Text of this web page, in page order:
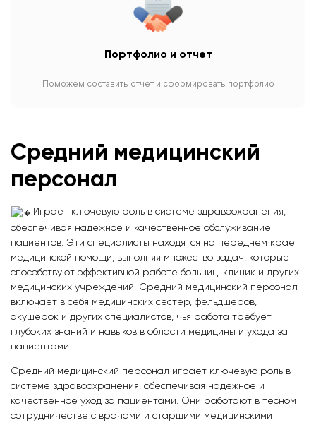
Портфолио и отчет
Поможем составить отчет и сформировать портфолио
Средний медицинский
персонал
Играет ключевую роль в системе здравоохранения,
обеспечивая надежное и качественное обслуживание
пациентов. Эти специалисты находятся на переднем крае
медицинской помощи, выполняя множество задач, которые
способствуют эффективной работе больниц, клиник и других
медицинских учреждений. Средний медицинский персонал
включает в себя медицинских сестер, фельдшеров,
акушерок и других специалистов, чья работа требует
глубоких знаний и навыков в области медицины и ухода за
пациентами.
Средний медицинский персонал играет ключевую роль в
системе здравоохранения, обеспечивая надежное и
качественное уход за пациентами. Они работают в тесном
сотрудничестве с врачами и старшими медицинскими